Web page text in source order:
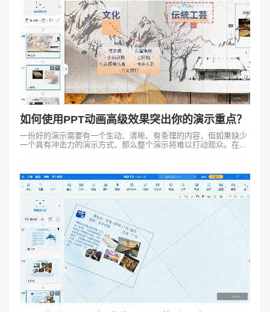
如何使用PPT动画高级效果突出你的演示重点？
一份好的演示需要有一个生动、清晰、有条理的内容，但如果缺少
一个具有冲击力的演示方式，那么整个演示将难以打动观众。在这